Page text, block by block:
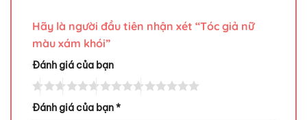
Hãy là người đầu tiên nhận xét “Tóc giả nữ
màu xám khói”
Đánh giá của bạn
Đánh giá của bạn*